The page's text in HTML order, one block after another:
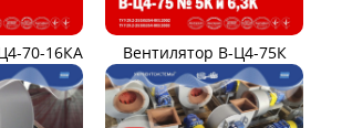
70-16КА Вентилятор В-Ц4-75К